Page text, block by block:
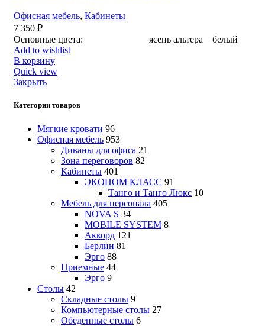
Закрыть
Категории товаров
Мягкие кровати 96
Офисная мебель 953
Диваны для офиса 21
Зона переговоров 82
Кабинеты 401
ЭКОНОМ КЛАСС 91
Танго и Танго Люкс 10
Мебель для персонала 405
NOVA S 34
MOBILE SYSTEM 8
Аккорд 121
Берлин 81
Эрго 88
Приемные 44
Эрго 9
Столы 42
Складные столы 9
Компьютерные столы 27
Обеденные столы 6
Офисная мебель, Кабинеты
7 350 ₽
Основные цвета: ясень альтера белый
Add to wishlist
В корзину
Quick view